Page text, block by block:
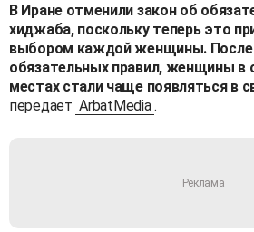
В Иране отменили закон об
хиджаба, поскольку теперь это
выбором каждой женщины. После
обязательных правил, женщины в
местах стали чаще появляться в
передает ArbatMedia .